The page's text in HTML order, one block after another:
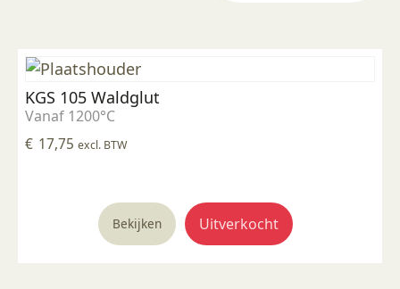
KGS 105 Waldglut
Vanaf 1200°C
€ 17,75 excl. BTW
Bekijken Uitverkocht